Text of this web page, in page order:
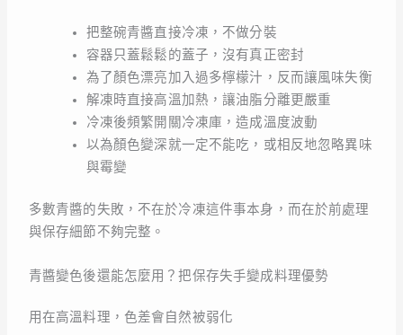
把整碗青醬直接冷凍，不做分裝
容器只蓋鬆鬆的蓋子，沒有真正密封
為了顏色漂亮加入過多檸檬汁，反而讓風味失衡
解凍時直接高溫加熱，讓油脂分離更嚴重
冷凍後頻繁開關冷凍庫，造成溫度波動
以為顏色變深就一定不能吃，或相反地忽略異味
與霉變
多數青醬的失敗，不在於冷凍這件事本身，而在於前處理
與保存細節不夠完整。
青醬變色後還能怎麼用？把保存失手變成料理優勢
用在高溫料理，色差會自然被弱化